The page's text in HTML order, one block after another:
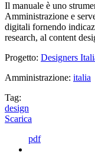
Il manuale è uno
Amministrazione e
digitali fornendo
research, al content
Progetto: Designers
Amministrazione: italia
Tag:
design
Scarica
pdf